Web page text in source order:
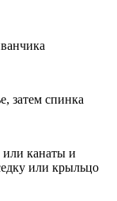
затем спинка
канаты и
или крыльцо